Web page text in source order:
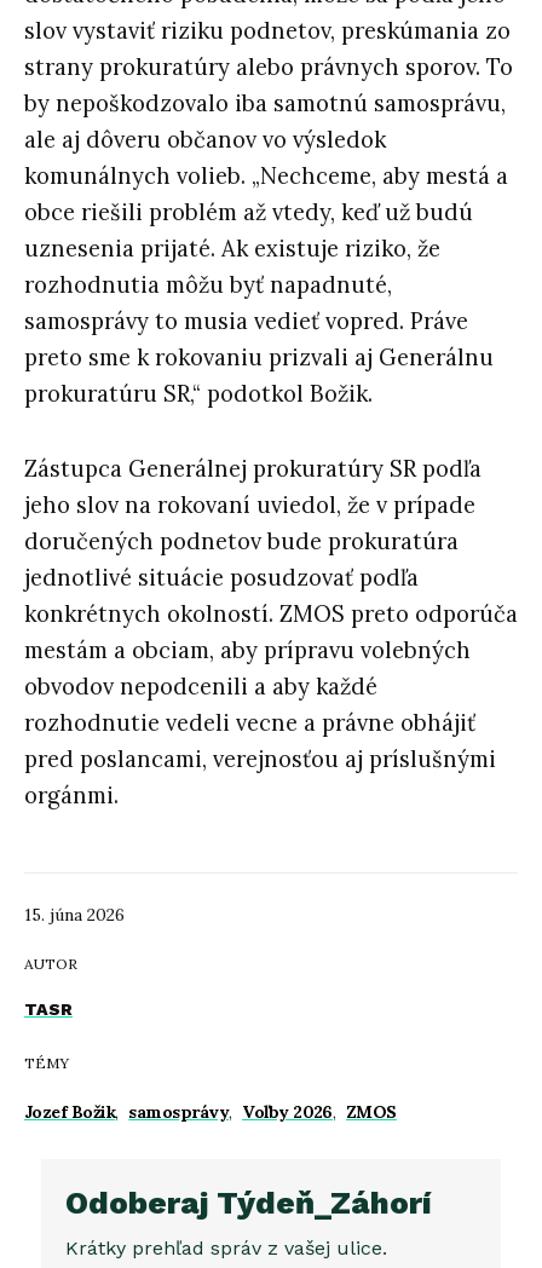
15. júna 2026
AUTOR
TASR
TÉMY
Jozef Božik, samosprávy, Voľby 2026, ZMOS
slov vystaviť riziku podnetov, preskúmania zo
strany prokuratúry alebo právnych sporov. To
by nepoškodzovalo iba samotnú samosprávu,
ale aj dôveru občanov vo výsledok
komunálnych volieb. „Nechceme, aby mestá a
obce riešili problém až vtedy, keď už budú
uznesenia prijaté. Ak existuje riziko, že
rozhodnutia môžu byť napadnuté,
samosprávy to musia vedieť vopred. Práve
preto sme k rokovaniu prizvali aj Generálnu
prokuratúru SR,“ podotkol Božik.
Zástupca Generálnej prokuratúry SR podľa
jeho slov na rokovaní uviedol, že v prípade
doručených podnetov bude prokuratúra
jednotlivé situácie posudzovať podľa
konkrétnych okolností. ZMOS preto odporúča
mestám a obciam, aby prípravu volebných
obvodov nepodcenili a aby každé
rozhodnutie vedeli vecne a právne obhájiť
pred poslancami, verejnosťou aj príslušnými
orgánmi.
Odoberaj Týdeň_Záhorí
Krátky prehľad správ z vašej ulice.